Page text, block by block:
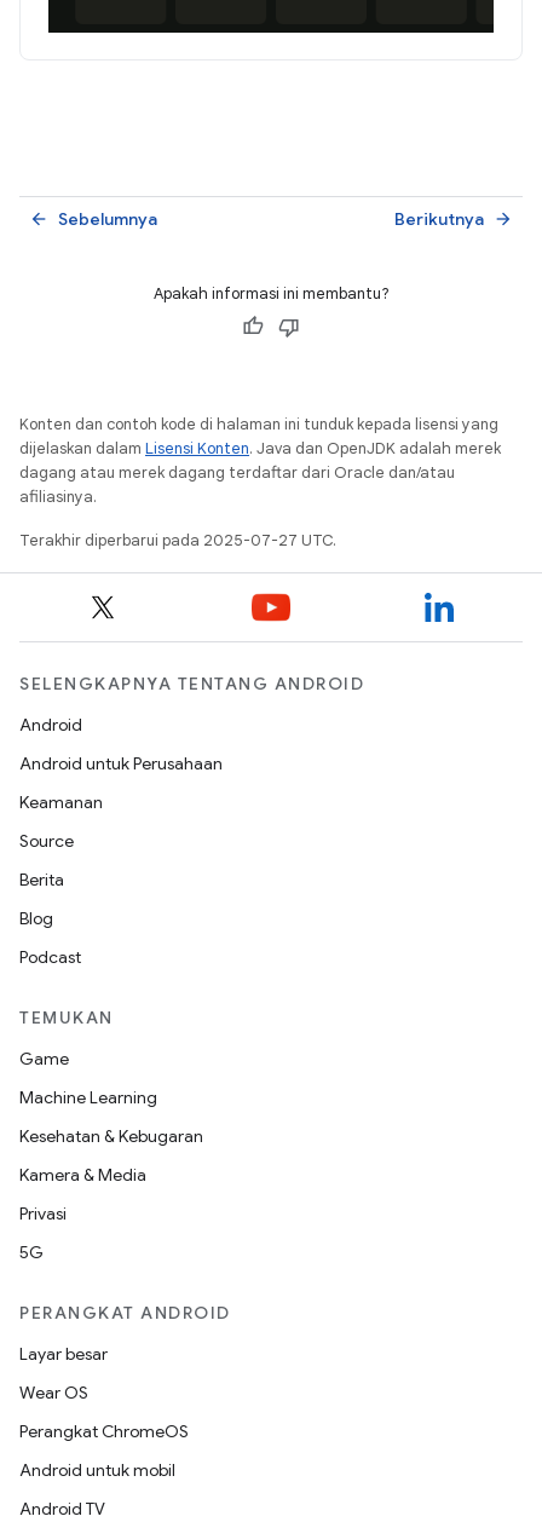
Sebelumnya
arrow_back Berikutnya arrow_forward
Apakah informasi ini membantu?
Konten dan contoh kode di halaman ini tunduk kepada lisensi yang
dijelaskan dalam Lisensi Konten. Java dan OpenJDK adalah merek
dagang atau merek dagang terdaftar dari Oracle dan/atau
afiliasinya.
Terakhir diperbarui pada 2025-07-27 UTC.
SELENGKAPNYA TENTANG ANDROID
Android
Android untuk Perusahaan
Keamanan
Source
Berita
Blog
Podcast
TEMUKAN
Game
Machine Learning
Kesehatan & Kebugaran
Kamera & Media
Privasi
5G
PERANGKAT ANDROID
Layar besar
Wear OS
Perangkat ChromeOS
Android untuk mobil
Android TV